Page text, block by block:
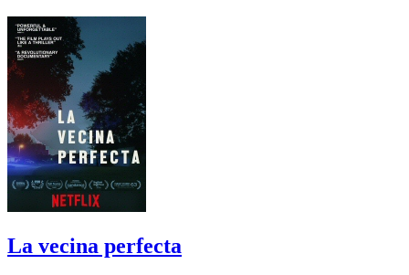
La vecina perfecta